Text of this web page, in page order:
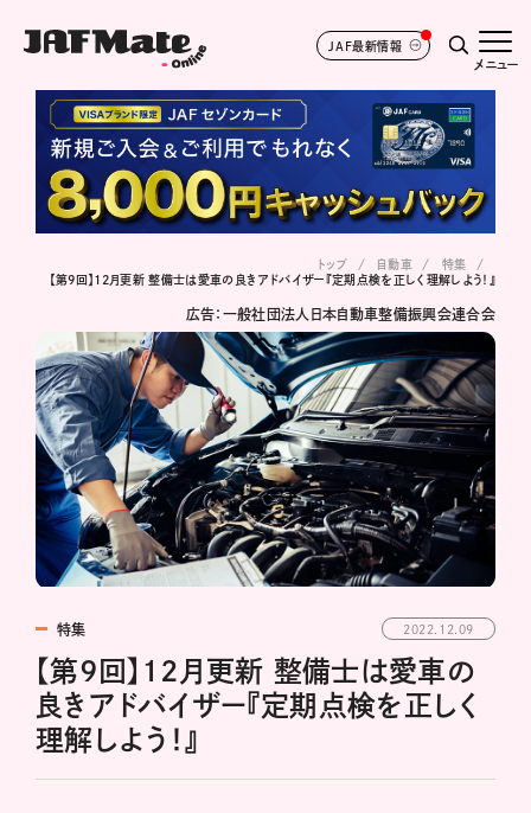
JAF最新情報
メニュー
トップ 自動車
特集
【第9回】12月更新 整備士は愛車の良きアドバイザー『定期点検を正しく理解しよう！』
広告：一般社団法人日本自動車整備振興会連合会
特集 2022.12.09
【第9回】12月更新 整備士は愛車の
良きアドバイザー『定期点検を正しく
理解しよう！』